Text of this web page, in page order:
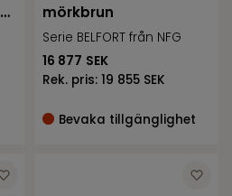
mörkbrun
Serie BELFORT från NFG
16 877 SEK
Rek. pris: 19 855 SEK
Bevaka tillgänglighet